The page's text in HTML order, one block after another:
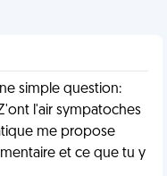
simple question:
l'air sympatoches
me propose
et ce que tu y